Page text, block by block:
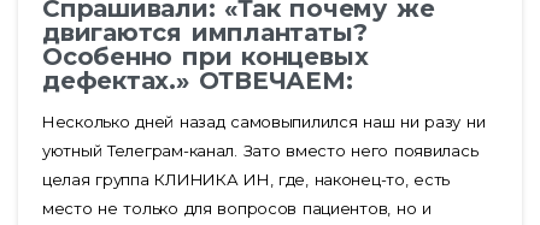
Спрашивали: «Так почему же
двигаются имплантаты?
Особенно при концевых
дефектах.» ОТВЕЧАЕМ:
Несколько дней назад самовыпилился наш ни разу ни
уютный Телеграм-канал. Зато вместо него появилась
целая группа КЛИНИКА ИН, где, наконец-то, есть
место не только для вопросов пациентов, но и